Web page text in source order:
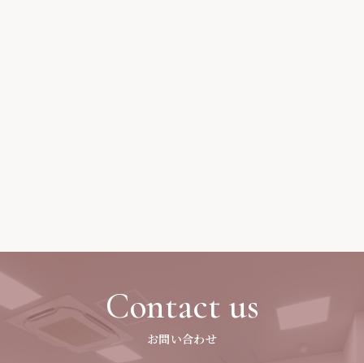
Contact us
お問い合わせ